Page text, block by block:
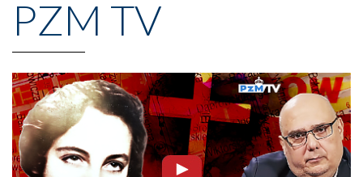
PZM TV